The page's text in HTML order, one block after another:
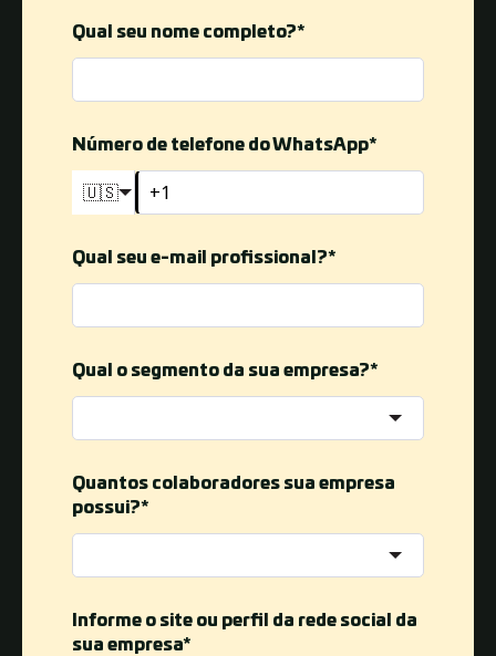
Qual seu nome completo?*
Número de telefone do WhatsApp*
🇺🇸
Qual seu e-mail profissional?*
Qual o segmento da sua empresa?*
Quantos colaboradores sua empresa
possui?*
Informe o site ou perfil da rede social da
sua empresa*